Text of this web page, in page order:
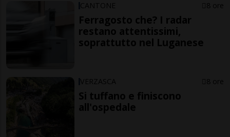
CANTONE 8 ore
Ferragosto che? I radar
restano attentissimi,
soprattutto nel Luganese
VERZASCA 8 ore
Si tuffano e finiscono
all'ospedale